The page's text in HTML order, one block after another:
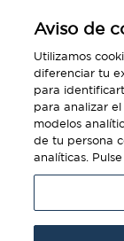
Aviso de
Utilizamos
diferenciar tu
para
para analizar
modelos
de tu persona
analíticas. Pulse